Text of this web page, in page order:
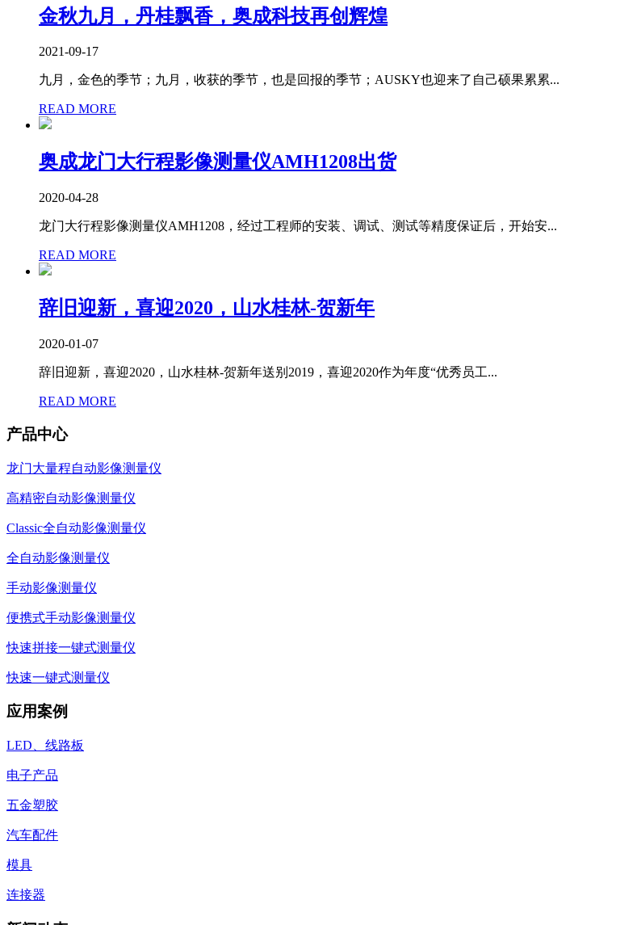
金秋九月，丹桂飘香，奥成科技再创辉煌
2021-09-17
九月，金色的季节；九月，收获的季节，也是回报的季节；AUSKY也迎来了自己硕果累累...
READ MORE
奥成龙门大行程影像测量仪AMH1208出货
2020-04-28
龙门大行程影像测量仪AMH1208，经过工程师的安装、调试、测试等精度保证后，开始安...
READ MORE
辞旧迎新，喜迎2020，山水桂林-贺新年
2020-01-07
辞旧迎新，喜迎2020，山水桂林-贺新年送别2019，喜迎2020作为年度“优秀员工...
READ MORE
产品中心
龙门大量程自动影像测量仪
高精密自动影像测量仪
Classic全自动影像测量仪
全自动影像测量仪
手动影像测量仪
便携式手动影像测量仪
快速拼接一键式测量仪
快速一键式测量仪
应用案例
LED、线路板
电子产品
五金塑胶
汽车配件
模具
连接器